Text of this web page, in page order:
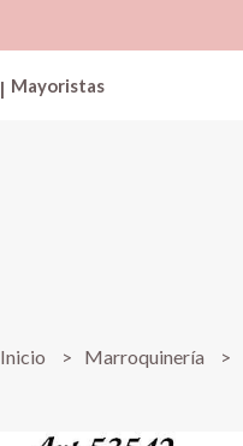
| Mayoristas
Inicio Marroquinería